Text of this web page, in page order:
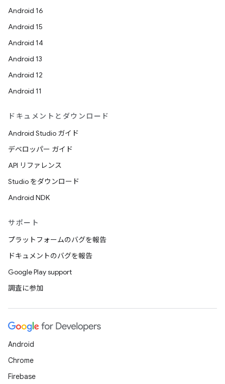
Android 16
Android 15
Android 14
Android 13
Android 12
Android 11
ドキュメントとダウンロード
Android Studio ガイド
デベロッパー ガイド
API リファレンス
Studio をダウンロード
Android NDK
サポート
プラットフォームのバグを報告
ドキュメントのバグを報告
Google Play support
調査に参加
Android
Chrome
Firebase